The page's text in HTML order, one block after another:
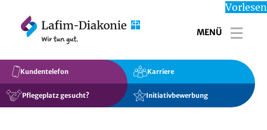
Vorlesen
MENÜ
Kundentelefon
Pflegeplatz gesucht?
Karriere
Initiativbewerbung